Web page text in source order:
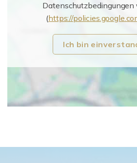
Datenschutzbedingungen
(https://
Ich bin